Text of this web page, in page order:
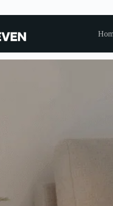
Ideale Leeslamp PRO voor